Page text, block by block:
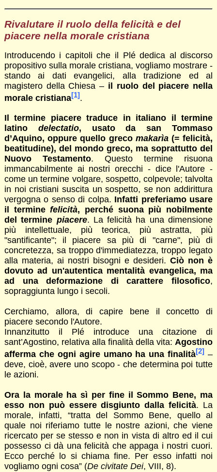
Rivalutare il ruolo della felicità e del
piacere nella morale cristiana
Introducendo i capitoli che il Plé dedica al discorso
propositivo sulla morale cristiana, vogliamo mostrare -
stando ai dati evangelici, alla tradizione ed al
magistero della Chiesa – il ruolo del piacere nella
morale cristiana[1].
Il termine piacere traduce in italiano il termine
latino
delectatio, usato da san Tommaso
d’Aquino, oppure quello greco makarìa(= felicità,
beatitudine), del mondo greco, ma soprattutto del
Nuovo Testamento. Questo termine risuona
immancabilmente ai nostri orecchi - dice l'Autore -
come un termine volgare, sospetto, colpevole; talvolta
in noi cristiani suscita un sospetto, se non addirittura
vergogna o senso di colpa. Infatti preferiamo usare
il termine felicità, perché suona più nobilmente
del termine piacere. La felicità ha una dimensione
più intellettuale, più teorica, più astratta, più
"santificante"; il piacere sa più di "carne", più di
concretezza, sa troppo d'immediatezza, troppo legato
alla materia, ai nostri bisogni e desideri.Ciò non è
dovuto ad un'autentica mentalità evangelica, ma
ad una deformazione di carattere filosofico,
sopraggiunta lungo i secoli.
Cerchiamo, allora, di capire bene il concetto di
piacere secondo l'Autore.
Innanzitutto il Plé introduce una citazione di
sant’Agostino, relativa alla finalità della vita:Agostino
afferma che ogni agire umano ha una finalità[2] –
deve, cioè, avere uno scopo - che determina poi tutte
le azioni.
Ora la morale ha sì per fine il Sommo Bene, ma
esso non può essere disgiunto dalla felicità. La
morale, infatti, “tratta del Sommo Bene, quello al
quale noi riferiamo tutte le nostre azioni, che viene
ricercato per se stesso e non in vista di altro ed il cui
possesso ci dà una felicità che appaga i nostri cuori.
Ecco perché lo si chiama fine. Per esso infatti noi
vogliamo ogni cosa” (De civitate Dei, VIII, 8).